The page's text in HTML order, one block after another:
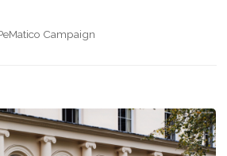
Campaign